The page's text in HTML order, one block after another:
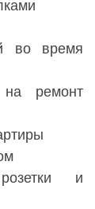
во время
на ремонт
и